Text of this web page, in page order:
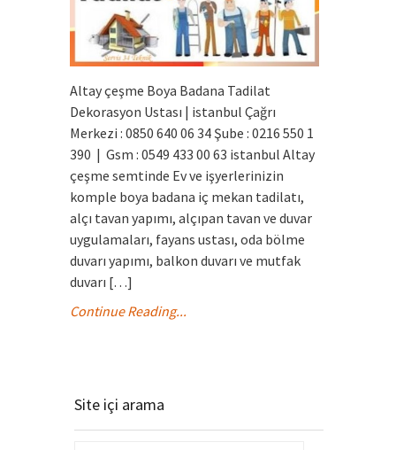
Altay çeşme Boya Badana Tadilat
Dekorasyon Ustası | istanbul Çağrı
Merkezi : 0850 640 06 34 Şube : 0216 550 1
390 | Gsm : 0549 433 00 63 istanbul Altay
çeşme semtinde Ev ve işyerlerinizin
komple boya badana iç mekan tadilatı,
alçı tavan yapımı, alçıpan tavan ve duvar
uygulamaları, fayans ustası, oda bölme
duvarı yapımı, balkon duvarı ve mutfak
duvarı […]
Continue Reading...
Site içi arama